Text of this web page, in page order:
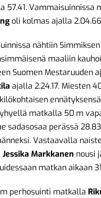
57.41. Vammaisuinnissa
oli kolmas ajalla
nähtiin
maaliin
Suomen Mestaruuden
ajalla 2.24.17. Miesten
matkalla 50 m
sadasosaa perässä
Vastaavalla
Jessika Markkanen nousi
matkan aikaan
perhosuinti matkalla